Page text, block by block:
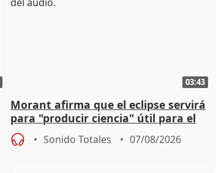
03:43
Morant afirma que el eclipse servirá
para "producir ciencia" útil para el
resto del mundo
Sonido Totales 07/08/2026